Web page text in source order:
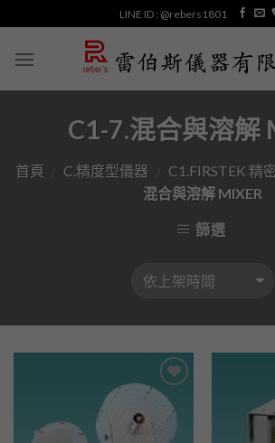
content
LINE ID : @rebers1801
C1-7.混合與溶解
首頁 C.精度型儀器 C1.FIRSTEK 精
混合與溶解 MIXER
篩選
加入
「願
單」